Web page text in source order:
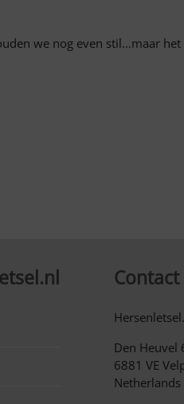
we nog even stil…maar
Contact
Den Heuvel
6881 VE
Netherlands